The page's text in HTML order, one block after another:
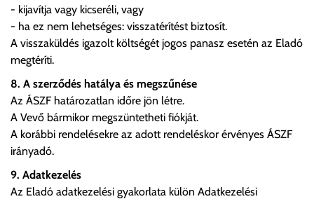
- kijavítja vagy kicseréli, vagy
- ha ez nem lehetséges: visszatérítést biztosít.
A visszaküldés igazolt költségét jogos panasz esetén az Eladó
megtéríti.
8. A szerződés hatálya és megszűnése
Az ÁSZF határozatlan időre jön létre.
A Vevő bármikor megszüntetheti fiókját.
A korábbi rendelésekre az adott rendeléskor érvényes ÁSZF
irányadó.
9. Adatkezelés
Az Eladó adatkezelési gyakorlata külön Adatkezelési